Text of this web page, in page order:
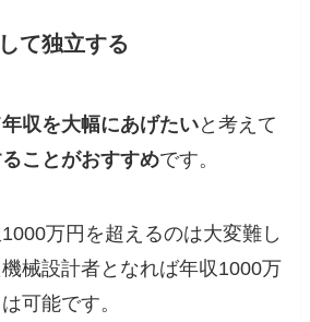
て独立する
収を大幅にあげたいと考えて
ことがおすすめです。
万円を超えるのは大変難し
械設計者となれば年収1000万
可能です。